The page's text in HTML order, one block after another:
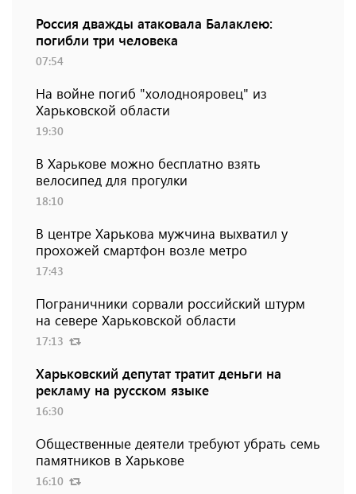
Россия дважды атаковала Балаклею:
погибли три человека
07:54
На войне погиб "холоднояровец" из
Харьковской области
19:30
В Харькове можно бесплатно взять
велосипед для прогулки
18:10
В центре Харькова мужчина выхватил у
прохожей смартфон возле метро
17:43
Пограничники сорвали российский штурм
на севере Харьковской области
17:13
Харьковский депутат тратит деньги на
рекламу на русском языке
16:30
Общественные деятели требуют убрать семь
памятников в Харькове
16:10